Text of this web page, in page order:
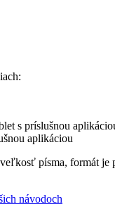
s príslušnou
aplikáciou
písma, formát je
návodoch